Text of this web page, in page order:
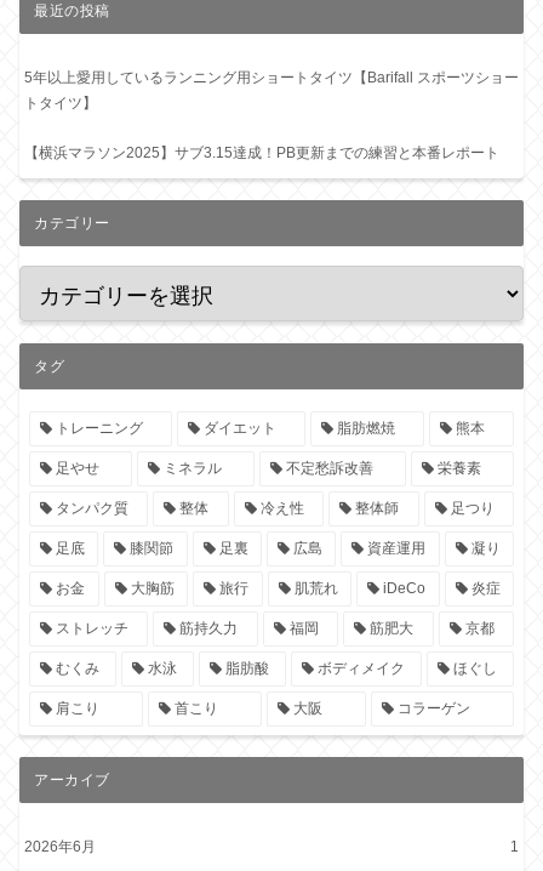
最近の投稿
5年以上愛用しているランニング用ショートタイツ【Barifall スポーツショー
トタイツ】
【横浜マラソン2025】サブ3.15達成！PB更新までの練習と本番レポート
カテゴリー
タグ
トレーニング ダイエット 脂肪燃焼 熊本
足やせ ミネラル 不定愁訴改善 栄養素
タンパク質 整体 冷え性 整体師 足つり
足底 膝関節 足裏 広島 資産運用 凝り
お金 大胸筋 旅行 肌荒れ iDeCo 炎症
ストレッチ 筋持久力 福岡 筋肥大 京都
むくみ 水泳 脂肪酸 ボディメイク ほぐし
肩こり 首こり 大阪 コラーゲン
アーカイブ
2026年6月 1